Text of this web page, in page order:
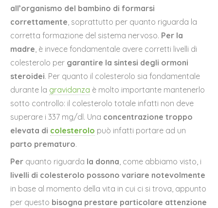
all’organismo del bambino di formarsi
correttamente, soprattutto per quanto riguarda la
corretta formazione del sistema nervoso. Per la
madre, è invece fondamentale avere corretti livelli di
colesterolo per garantire la sintesi degli ormoni
steroidei. Per quanto il colesterolo sia fondamentale
durante la gravidanza è molto importante mantenerlo
sotto controllo: il colesterolo totale infatti non deve
superare i 337 mg/dl. Una concentrazione troppo
elevata di colesterolo può infatti portare ad un
parto prematuro.
Per quanto riguarda la donna, come abbiamo visto, i
livelli di colesterolo possono variare notevolmente
in base al momento della vita in cui ci si trova, appunto
per questo bisogna prestare particolare attenzione